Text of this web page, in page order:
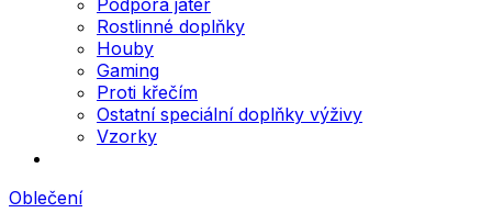
Rostlinné doplňky
Houby
Gaming
Proti křečím
Ostatní speciální doplňky výživy
Vzorky
Oblečení